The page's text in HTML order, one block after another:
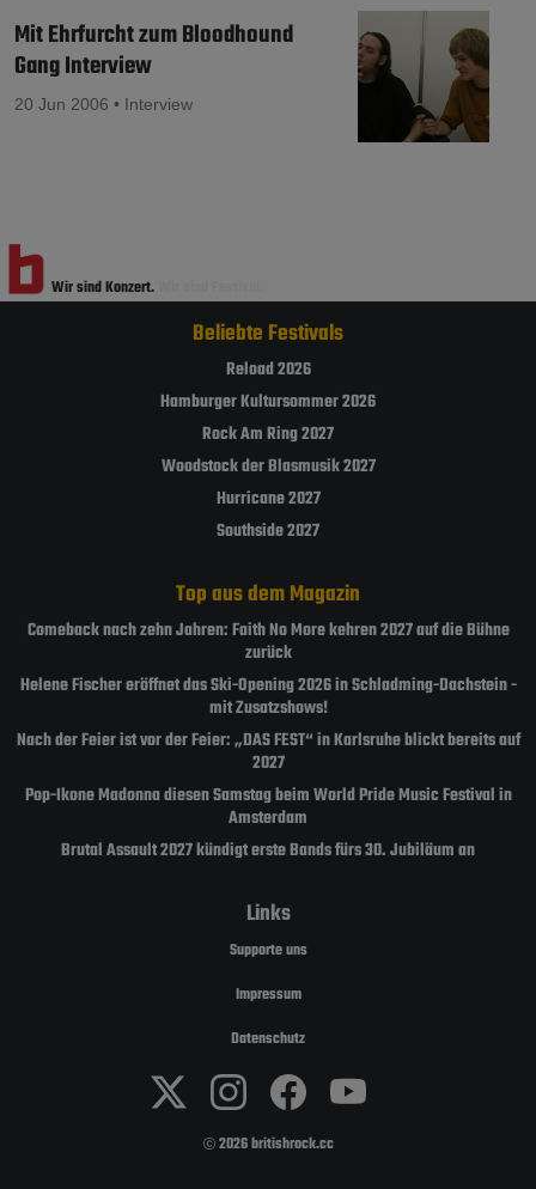
Mit Ehrfurcht zum Bloodhound
Gang Interview
20 Jun 2006 • Interview
Wir sind Konzert.
Beliebte Festivals
Reload 2026
Hamburger Kultursommer 2026
Rock Am Ring 2027
Woodstock der Blasmusik 2027
Hurricane 2027
Southside 2027
Top aus dem Magazin
Comeback nach zehn Jahren: Faith No More kehren 2027 auf die Bühne
zurück
Helene Fischer eröffnet das Ski-Opening 2026 in Schladming-Dachstein -
mit Zusatzshows!
Nach der Feier ist vor der Feier: „DAS FEST“ in Karlsruhe blickt bereits auf
2027
Pop-Ikone Madonna diesen Samstag beim World Pride Music Festival in
Amsterdam
Brutal Assault 2027 kündigt erste Bands fürs 30. Jubiläum an
Links
Supporte uns
Impressum
Datenschutz
2026 britishrock.cc